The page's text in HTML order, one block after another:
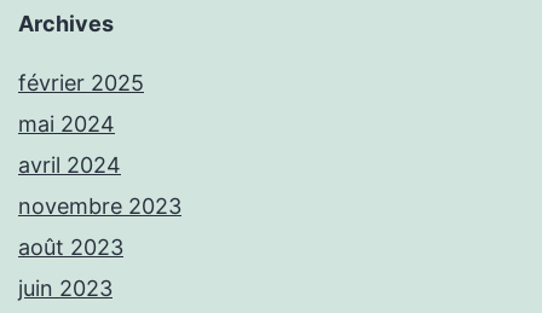
Archives
février 2025
mai 2024
avril 2024
novembre 2023
août 2023
juin 2023